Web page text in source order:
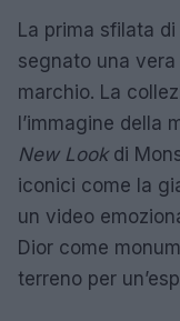
La prima sfilata di
segnato una
marchio. La
l’immagine della
New Lookdi
iconici come la
un video
Dior come
terreno per